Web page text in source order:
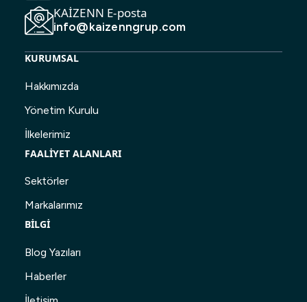
KAİZENN E-posta
info@kaizenngrup.com
KURUMSAL
Hakkımızda
Yönetim Kurulu
İlkelerimiz
FAALİYET ALANLARI
Sektörler
Markalarımız
BİLGİ
Blog Yazıları
Haberler